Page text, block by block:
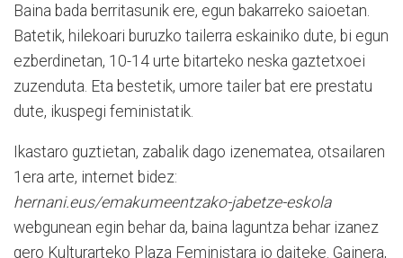
Baina bada berritasunik ere, egun bakarreko saioetan.
Batetik, hilekoari buruzko tailerra eskainiko dute, bi egun
ezberdinetan, 10-14 urte bitarteko neska gaztetxoei
zuzenduta. Eta bestetik, umore tailer bat ere prestatu
dute, ikuspegi feministatik.
Ikastaro guztietan, zabalik dago izenematea, otsailaren
1era arte, internet bidez:
hernani.eus/emakumeentzako-jabetze-eskola
webgunean egin behar da, baina laguntza behar izanez
gero Kulturarteko Plaza Feministara jo daiteke. Gainera,